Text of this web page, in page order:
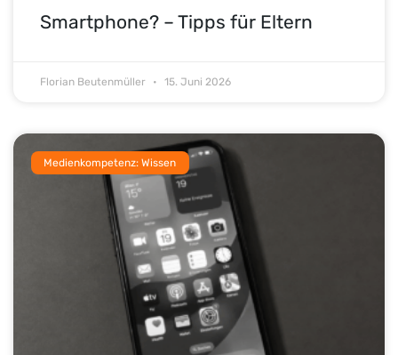
Smartphone? – Tipps für Eltern
Florian Beutenmüller 15. Juni 2026
Medienkompetenz: Wissen